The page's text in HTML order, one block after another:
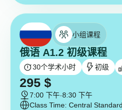
小组课程
俄语 A1.2 初级课程
30个学术小时 初级
295 $
7:00 下午-8:30 下午
Class Time: Central